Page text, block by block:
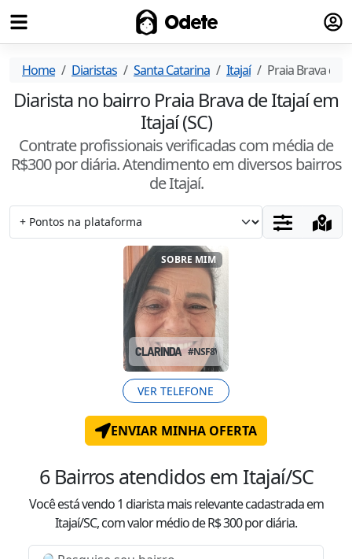
Odete
Home Diaristas Santa Catarina Itajaí Praia Brava de
Diarista no bairro Praia Brava de Itajaí em
Itajaí (SC)
Contrate profissionais verificadas com média de
R$300por diária. Atendimentoem diversos bairros
de Itajaí.
SOBRE MIM
CLARINDA #NSF8VPCL
VER TELEFONE
ENVIAR MINHA OFERTA
6 Bairros atendidos em Itajaí/SC
Você está vendo1 diarista mais relevante cadastrada em
Itajaí/SC, com valormédiode R$300por diária.